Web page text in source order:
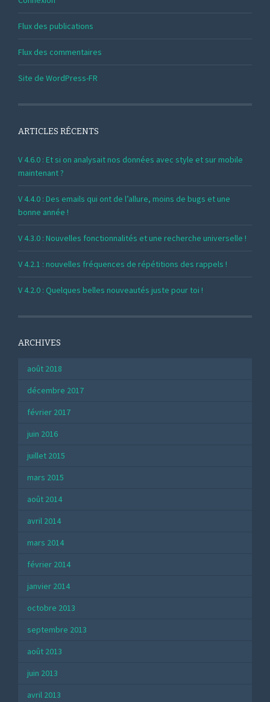
Flux des publications
Flux des commentaires
Site de WordPress-FR
ARTICLES RÉCENTS
V 4.6.0 : Et si on analysait nos données avec style et sur mobile
maintenant ?
V 4.4.0 : Des emails qui ont de l’allure, moins de bugs et une
bonne année !
V 4.3.0 : Nouvelles fonctionnalités et une recherche universelle !
V 4.2.1 : nouvelles fréquences de répétitions des rappels !
V 4.2.0 : Quelques belles nouveautés juste pour toi !
ARCHIVES
août 2018
décembre 2017
février 2017
juin 2016
juillet 2015
mars 2015
août 2014
avril 2014
mars 2014
février 2014
janvier 2014
octobre 2013
septembre 2013
août 2013
juin 2013
avril 2013